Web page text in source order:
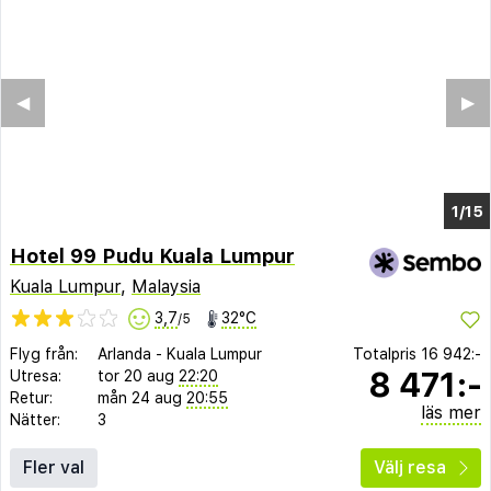
1/9
▶︎
◀︎
Hotel 99 Pudu Kuala Lumpur
Kuala Lumpur, Malaysia
3,7/5 32°C
Flyg från: Arlanda - Kuala Lumpur
Utresa:
tor 20 aug 22:20
Retur:
mån 24 aug 20:55
Nätter:
3
Totalpris 16 942:-
8 471:-
läs mer
Fler val Välj resa